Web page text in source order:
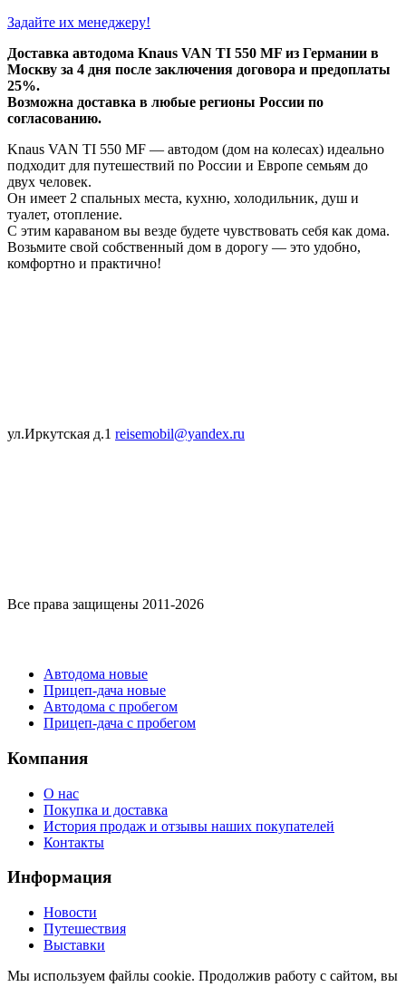
Задайте их менеджеру!
Доставка автодома Knaus VAN TI 550 MF из Германии в
Москву за 4 дня после заключения договора и предоплаты
25%.
Возможна доставка в любые регионы России по
согласованию.
Knaus VAN TI 550 MF — автодом (дом на колесах) идеально
подходит для путешествий по России и Европе семьям до
двух человек.
Он имеет 2 спальных места, кухню, холодильник, душ и
туалет, отопление.
С этим караваном вы везде будете чувствовать себя как дома.
Возьмите свой собственный дом в дорогу — это удобно,
комфортно и практично!
ул.Иркутская д.1 reisemobil@yandex.ru
Все права защищены 2011-2026
Автодома новые
Прицеп-дача новые
Автодома с пробегом
Прицеп-дача с пробегом
Компания
О нас
Покупка и доставка
История продаж и отзывы наших покупателей
Контакты
Информация
Новости
Путешествия
Выставки
Мы используем файлы cookie. Продолжив работу с сайтом, вы